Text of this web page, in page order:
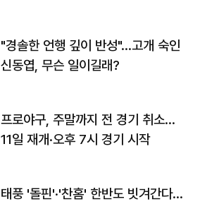
"경솔한 언행 깊이 반성"…고개 숙인
신동엽, 무슨 일이길래?
프로야구, 주말까지 전 경기 취소…
11일 재개·오후 7시 경기 시작
태풍 '돌핀'·'찬홈' 한반도 빗겨간다…